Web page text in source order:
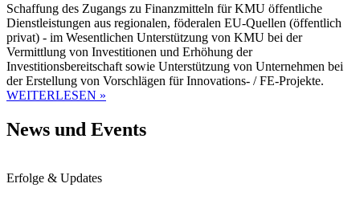
Schaffung des Zugangs zu Finanzmitteln für KMU öffentliche
Dienstleistungen aus regionalen, föderalen EU-Quellen (öffentlich
privat) - im Wesentlichen Unterstützung von KMU bei der
Vermittlung von Investitionen und Erhöhung der
Investitionsbereitschaft sowie Unterstützung von Unternehmen bei
der Erstellung von Vorschlägen für Innovations- / FE-Projekte.
WEITERLESEN »
News und Events
Erfolge & Updates